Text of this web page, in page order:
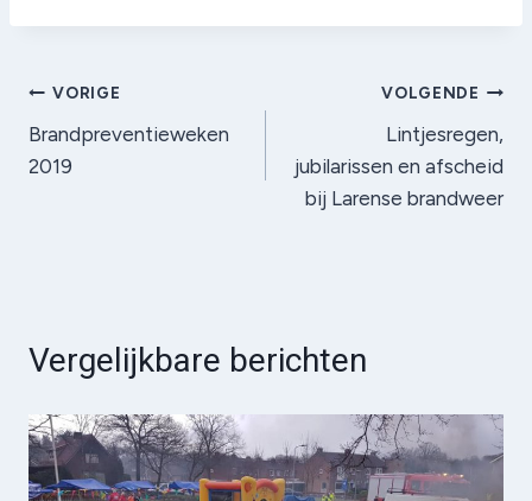
Bericht
navigatie
VORIGE
Brandpreventieweken
2019
VOLGENDE
Lintjesregen,
jubilarissen en afscheid
bij Larense brandweer
Vergelijkbare berichten